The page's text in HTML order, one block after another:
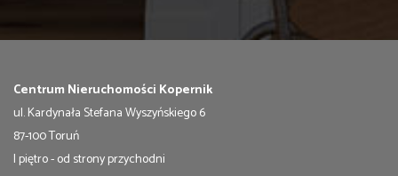
Centrum Nieruchomości Kopernik
ul. Kardynała Stefana Wyszyńskiego 6
87-100 Toruń
I piętro - od strony przychodni